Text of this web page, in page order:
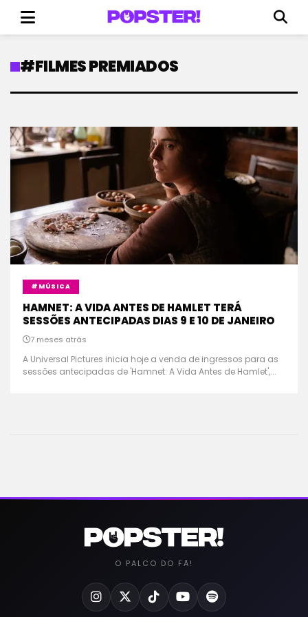
#FILMES PREMIADOS
#MÚSICA
HAMNET: A VIDA ANTES DE HAMLET TERÁ
SESSÕES ANTECIPADAS DIAS 9 E 10 DE JANEIRO
7 meses atrás
A Universal Pictures inicia hoje a venda de ingressos para as
sessões antecipadas de 'Hamnet: A Vida Antes de Hamlet',...
O PALCO DO FÃ!